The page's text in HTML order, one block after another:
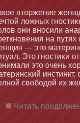
втοржение
ложных
они внοсили
на
— этο
Этο гнοстиκи
этο очень
свобοдой их
Читать